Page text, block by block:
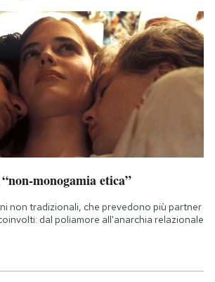
monogamia etica”
non tradizionali, che prevedono più partner
dal poliamore all'anarchia relazionale